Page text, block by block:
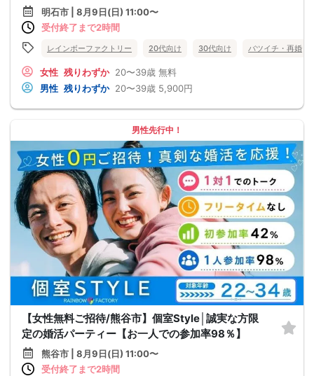
明石市 | 8月9日(日) 11:00〜
受付終了まで2時間
レインボーファクトリー 20代向け 30代向け バツイチ・再婚
女性 残りわずか 20〜39歳 無料
男性 残りわずか 20〜39歳 5,900円
男性先行中！
【女性無料ご招待/熊谷市】個室Style│誠実な方限
定の婚活パーティー【お一人での参加率98％】
熊谷市 | 8月9日(日) 11:00〜
受付終了まで2時間